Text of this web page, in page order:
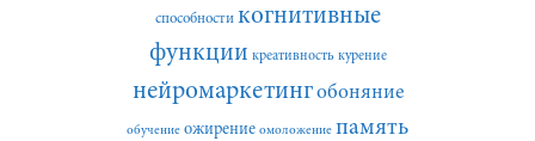
способности когнитивные
функции креативность курение
нейромаркетингобоняние
обучение ожирение омоложение память